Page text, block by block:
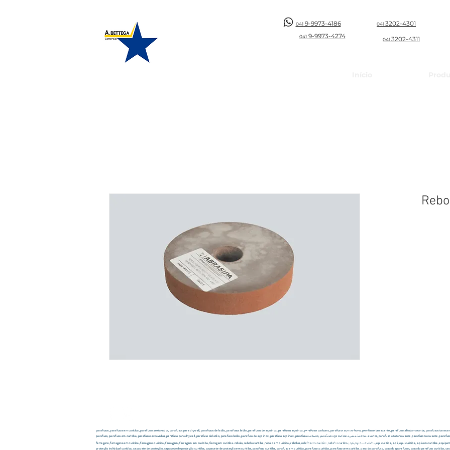
0419-9973-4186
0419-9973-4274
0413202-4301
0413202-4311
ferragens, ferragens em curitiba, ferragens curitiba, ferragem, ferragem em curitiba, ferragem curitiba. rebolo, rebolo curitiba, rebolo em curitiba, rebolos, rebolos em curitiba, rebolos curitiba, epi, epi em curitiba, epi curitiba, e.p.i, e.p.i curitiba, e.p.i em curitiba,
proteção individual curitiba, capacete de proteção, capacete de proteção curitiba, capacete de proteção em curitiba, parafuso curitiba, parafuso em curitiba, parafusos curitiba, parafusos em curitiba, casa do parafuso, casa dos parafusos, casa do parafuso curitiba,
parafusos, parafusos em curitiba, parafusos sextavados, parafusos para drywall, parafusos de latão, parafusos latão, parafusos de aço inox, parafusos aço inox, parafusos carbono, parafusos aço carbono, parafusos tarraxante, parafusos altotarraxante, parafusos
parafuso, parafuso em curitiba, parafuso sextavados, parafuso para drywall, parafuso de latão, parafuso latão, parafuso de aço inox, parafuso aço inox, parafuso carbono, parafuso aço carbono, parafuso tarraxante, parafuso altotarraxante, parafuso taraxante,
Telefone: (41) 3202-4311
Telefone: (41) 3253-5268